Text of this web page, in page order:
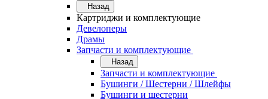
Назад
Картриджи и комплектующие
Девелоперы
Драмы
Запчасти и комплектующие
Назад
Запчасти и комплектующие
Бушинги / Шестерни / Шлейфы
Бушинги и шестерни